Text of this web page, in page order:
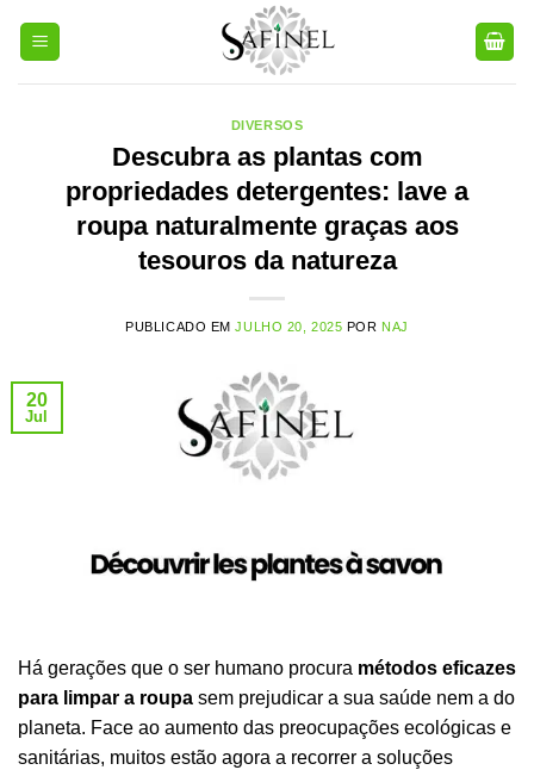
para
DIVERSOS
Descubra as plantas com
propriedades detergentes: lave a
roupa naturalmente graças aos
tesouros da natureza
PUBLICADO EMJULHO 20, 2025 POR NAJ
20
Jul
Há gerações que o ser humano procura métodos eficazes
para limpar a roupa sem prejudicar a sua saúde nem a do
planeta. Face ao aumento das preocupações ecológicas e
sanitárias, muitos estão agora a recorrer a soluções